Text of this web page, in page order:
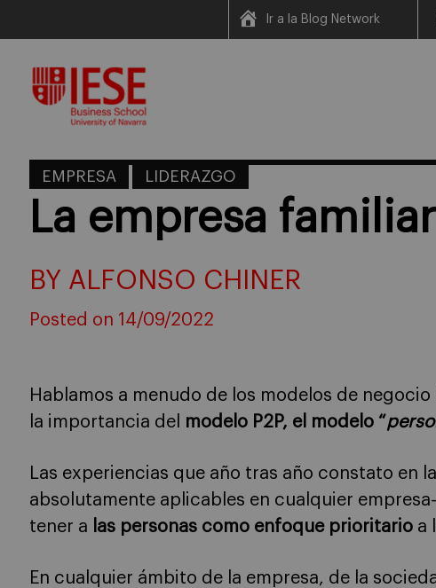
content
Ir a la Blog Network
EMPRESA LIDERAZGO
La empresa
BY ALFONSO CHINER
Posted on 14/09/2022
Hablamos a menudo de los modelos de
la importancia del modelo P2P, el modelo “
Las experiencias que año tras año constato en
absolutamente aplicables en cualquier
tener a las personas como enfoque prioritario a
En cualquier ámbito de la empresa, de la